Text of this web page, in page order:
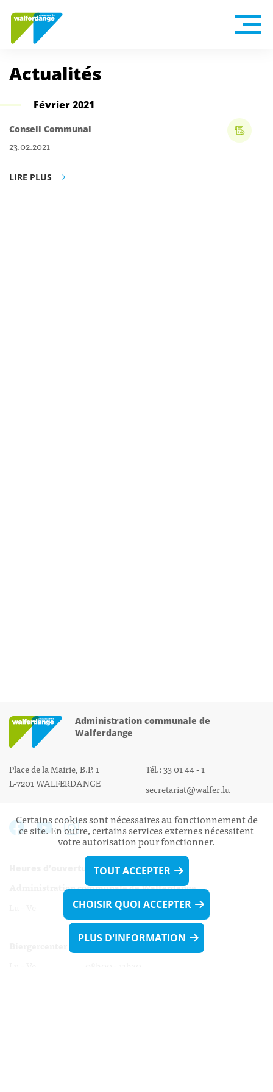
Actualités
Février 2021
Conseil Communal
23.02.2021
LIRE PLUS
Administration communale de
Walferdange
Place de la Mairie, B.P. 1
L-7201 WALFERDANGE
Tél.: 33 01 44 - 1
secretariat@walfer.lu
Heures d’ouverture:
Administration communale de Walferdange
Lu - Ve 08h00 - 11h30
13h30 - 16h00
Certains cookies sont nécessaires au fonctionnement de
ce site. En outre, certains services externes nécessitent
votre autorisation pour fonctionner.
TOUT ACCEPTER
CHOISIR QUOI ACCEPTER
PLUS D'INFORMATION